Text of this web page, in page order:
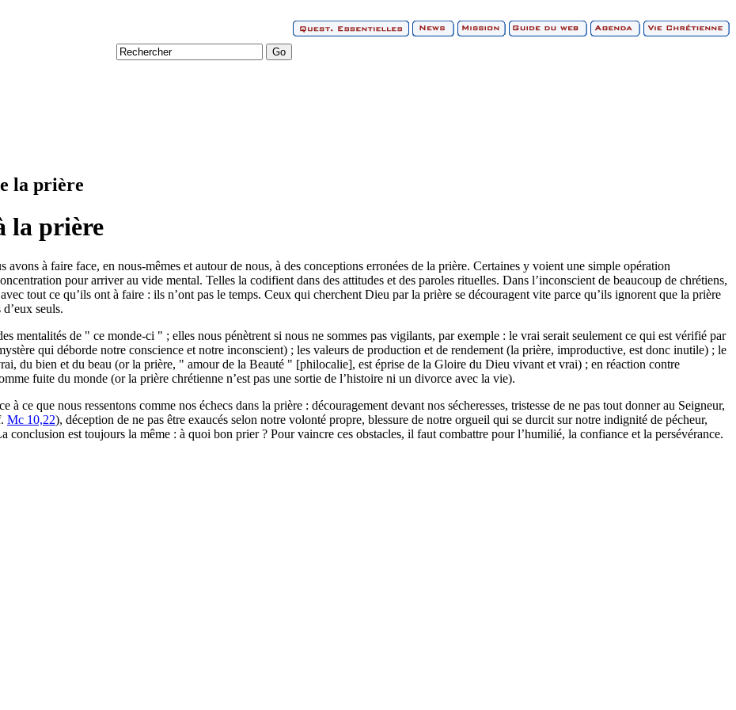
la prière
la prière
avons à faire face, en nous-mêmes et autour de nous, à des conceptions erronées de la prière. Certaines y voient une simple opération
pour arriver au vide mental. Telles la codifient dans des attitudes et des paroles rituelles. Dans l’inconscient de beaucoup de chrétiens,
tout ce qu’ils ont à faire : ils n’ont pas le temps. Ceux qui cherchent Dieu par la prière se découragent vite parce qu’ils ignorent que la prière
seuls.
mentalités de " ce monde-ci " ; elles nous pénètrent si nous ne sommes pas vigilants, par exemple : le vrai serait seulement ce qui est vérifié par
qui déborde notre conscience et notre inconscient) ; les valeurs de production et de rendement (la prière, improductive, est donc inutile) ; le
du bien et du beau (or la prière, " amour de la Beauté " [philocalie], est éprise de la Gloire du Dieu vivant et vrai) ; en réaction contre
fuite du monde (or la prière chrétienne n’est pas une sortie de l’histoire ni un divorce avec la vie).
ce que nous ressentons comme nos échecs dans la prière : découragement devant nos sécheresses, tristesse de ne pas tout donner au Seigneur,
Mc 10,22), déception de ne pas être exaucés selon notre volonté propre, blessure de notre orgueil qui se durcit sur notre indignité de pécheur,
conclusion est toujours la même : à quoi bon prier ? Pour vaincre ces obstacles, il faut combattre pour l’humilié, la confiance et la persévérance.